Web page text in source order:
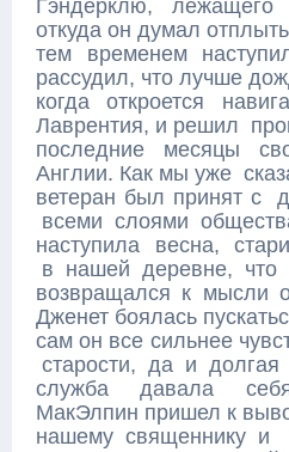
Гэндерклю,
откуда он думал
тем временем
рассудил, что лучше
когда откроется
Лаврентия, и решил
последние месяцы
Англии. Как мы уже
ветеран был принят с
всеми слоями
наступила весна,
в нашей деревне, что
возвращался к мысли
Дженет боялась
сам он все сильнее
старости, да и долгая
служба давала
МакЭлпин пришел к
нашему священнику